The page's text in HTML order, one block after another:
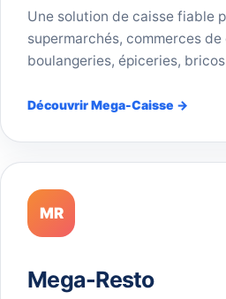
Une solution de caisse fiable
supermarchés, commerces de
boulangeries, épiceries,
Découvrir Mega-Caisse →
MR
Mega-Resto